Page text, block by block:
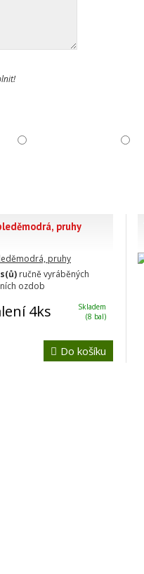
pruhy
ručně vyráběných
ozdob
4ks
Skladem
(8 bal)
Do košíku